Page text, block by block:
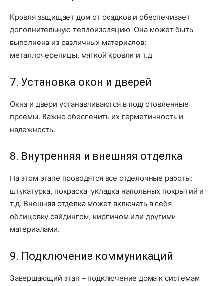
Кровля защищает дом от осадков и обеспечивает
дополнительную теплоизоляцию. Она может быть
выполнена из различных материалов:
металлочерепицы, мягкой кровли и т.д.
7. Установка окон и дверей
Окна и двери устанавливаются в подготовленные
проемы. Важно обеспечить их герметичность и
надежность.
8. Внутренняя и внешняя отделка
На этом этапе проводятся все отделочные работы:
штукатурка, покраска, укладка напольных покрытий и
т.д. Внешняя отделка может включать в себя
облицовку сайдингом, кирпичом или другими
материалами.
9. Подключение коммуникаций
Завершающий этап – подключение дома к системам